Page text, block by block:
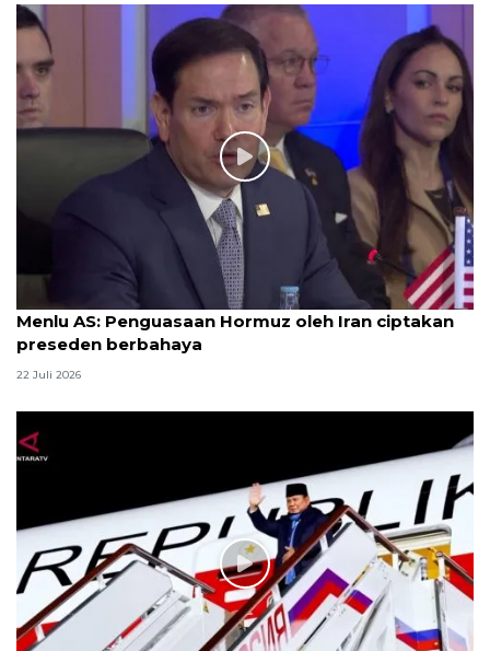
Menlu AS: Penguasaan Hormuz oleh Iran ciptakan
preseden berbahaya
22 Juli 2026